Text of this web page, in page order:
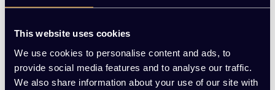
This website uses cookies
We use cookies to personalise content and ads, to
provide social media features and to analyse our traffic.
We also share information about your use of our site with
EUR 18,71 Excl. btw
(22,64 Incl. btw)